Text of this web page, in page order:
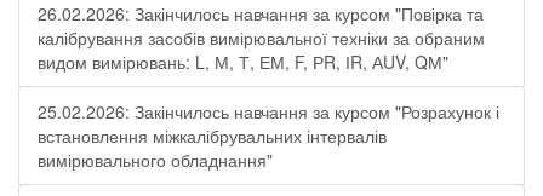
26.02.2026: Закінчилось навчання за курсом "Повірка та
калібрування засобів вимірювальної техніки за обраним
видом вимірювань: L, М, Т, ЕМ, F, РR, ІR, АUV, QМ"
25.02.2026: Закінчилось навчання за курсом "Розрахунок і
встановлення міжкалібрувальних інтервалів
вимірювального обладнання"